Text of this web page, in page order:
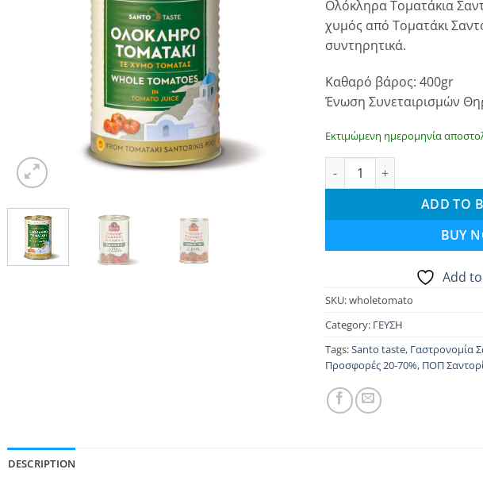
was:
€ 5.00.
is:
€ 5.00.
Ολόκληρα Τοματάκια
χυμός από Τοματάκι
συντηρητικά.
Καθαρό βάρος: 400gr
Ένωση Συνεταιρισμών
Εκτιμώμενη ημερομηνία
Ολόκληρα τοματάκια
ADD TO
BUY
Add
SKU:wholetomato
Category: ΓΕΥΣΗ
Tags:Santo taste, Γαστρονομία
Προσφορές 20-70%, ΠΟΠ
DESCRIPTION